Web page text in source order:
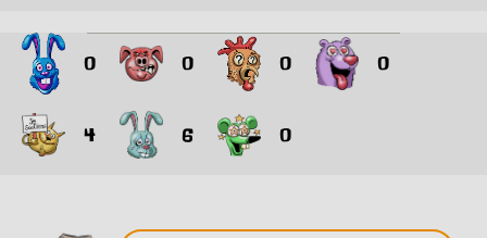
0 0 0 0
4 6 0